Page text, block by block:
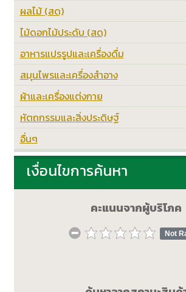
ผลไม้ (สด)
ไม้ดอกไม้ประดับ (สด)
อาหารแปรรูปและเครื่องดื่ม
สมุนไพรและเครื่องสำอาง
ผ้าและเครื่องแต่งกาย
หัตถกรรมและสิ่งประดิษฐ์
อื่นๆ
เงื่อนไขการค้นหา
คะแนนจากผู้บริโภค
Not